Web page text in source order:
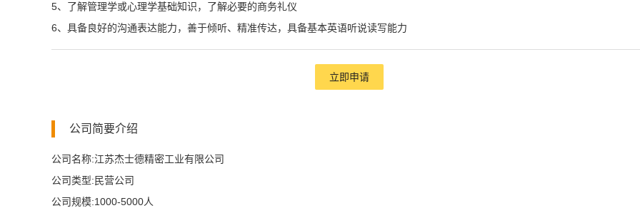
5、了解管理学或心理学基础知识，了解必要的商务礼仪
6、具备良好的沟通表达能力，善于倾听、精准传达，具备基本英语听说读写能力
立即申请
公司简要介绍
公司名称:江苏杰士德精密工业有限公司
公司类型:民营公司
公司规模:1000-5000人